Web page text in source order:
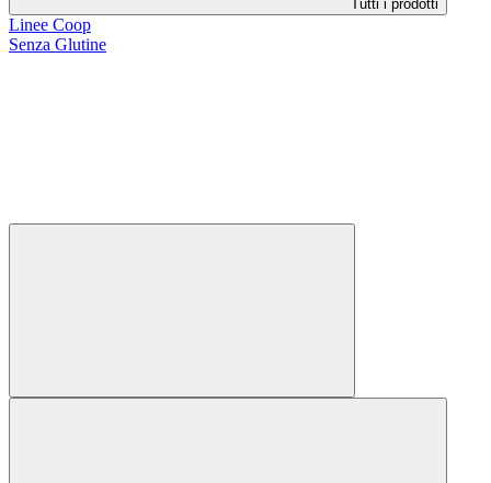
Tutti i prodotti
Linee Coop
Senza Glutine